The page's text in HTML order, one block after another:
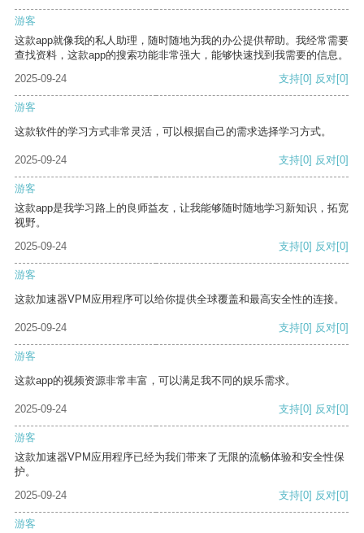
游客
这款app就像我的私人助理，随时随地为我的办公提供帮助。我经常需要
查找资料，这款app的搜索功能非常强大，能够快速找到我需要的信息。
2025-09-24
支持[0] 反对[0]
游客
这款软件的学习方式非常灵活，可以根据自己的需求选择学习方式。
2025-09-24 支持[0] 反对[0]
游客
这款app是我学习路上的良师益友，让我能够随时随地学习新知识，拓宽
视野。
2025-09-24
支持[0] 反对[0]
游客
这款加速器VPM应用程序可以给你提供全球覆盖和最高安全性的连接。
2025-09-24 支持[0] 反对[0]
游客
这款app的视频资源非常丰富，可以满足我不同的娱乐需求。
2025-09-24 支持[0] 反对[0]
游客
这款加速器VPM应用程序已经为我们带来了无限的流畅体验和安全性保
护。
2025-09-24
支持[0] 反对[0]
游客